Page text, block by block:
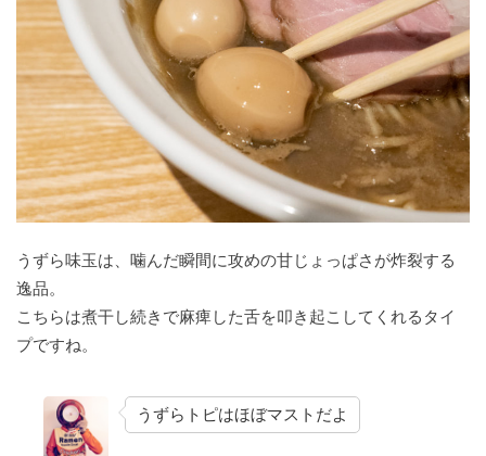
うずら味玉は、噛んだ瞬間に攻めの甘じょっぱさが炸裂する
逸品。
こちらは煮干し続きで麻痺した舌を叩き起こしてくれるタイ
プですね。
うずらトピはほぼマストだよ